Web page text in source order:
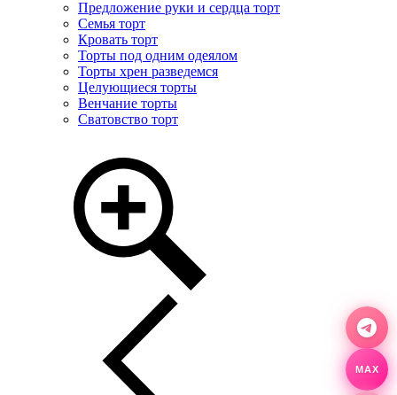
Предложение руки и сердца торт
Семья торт
Кровать торт
Торты под одним одеялом
Торты хрен разведемся
Целующиеся торты
Венчание торты
Сватовство торт
MAX